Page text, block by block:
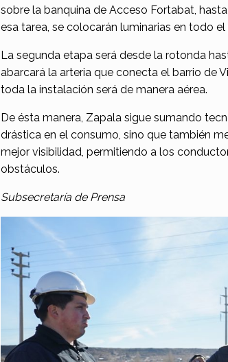
sobre la banquina de Acceso Fortabat,
esa tarea, se colocarán luminarias en todo
La segunda etapa será desde la rotonda
abarcará la arteria que conecta el barrio de
toda la instalación será de manera aérea.
De ésta manera, Zapala sigue sumando
drástica en el consumo, sino que también
mejor visibilidad, permitiendo a los
obstáculos.
Subsecretaría de Prensa